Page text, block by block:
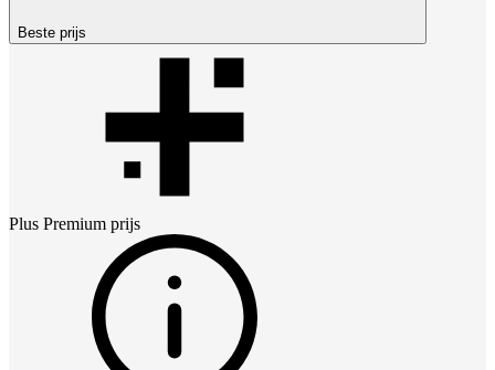
Beste prijs
Plus Premium prijs